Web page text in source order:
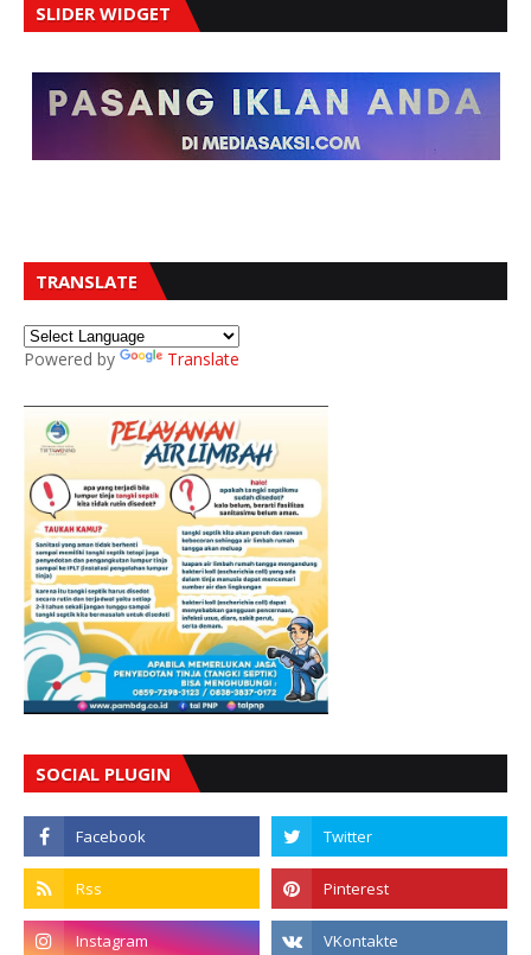
SLIDER WIDGET
TRANSLATE
Powered by Translate
SOCIAL PLUGIN